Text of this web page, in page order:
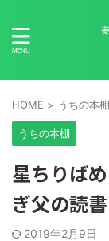
HOME > うちの本棚
うちの本棚
星ちりば
ぎ父の読
2019年2月9日